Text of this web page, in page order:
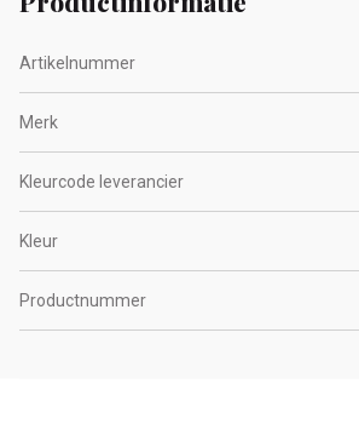
Artikelnummer
Merk
Kleurcode leverancier
Kleur
Productnummer